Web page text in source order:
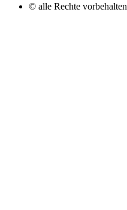
© alle Rechte vorbehalten